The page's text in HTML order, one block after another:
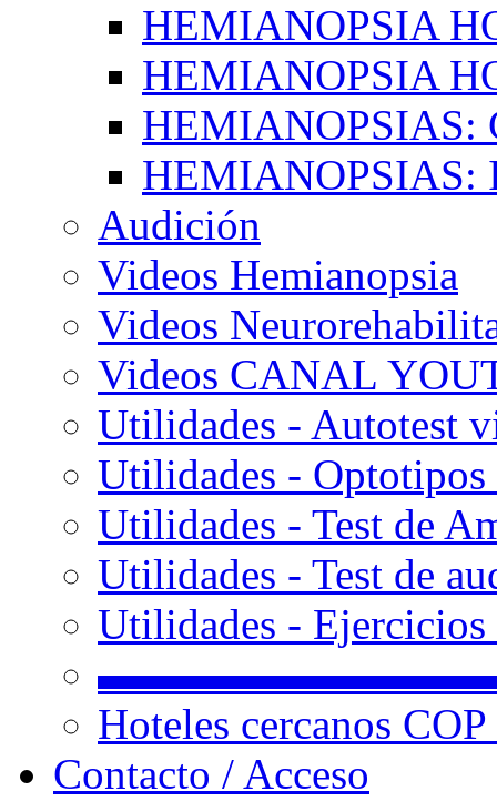
HEMIANOPSIA
HEMIANOPSIA
HEMIANOPSIAS:
HEMIANOPSIAS:
Audición
Videos Hemianopsia
Videos
Videos CANAL
Utilidades - Autotest
Utilidades -
Utilidades - Test de
Utilidades - Test de
Utilidades -
Hoteles cercanos
Contacto / Acceso